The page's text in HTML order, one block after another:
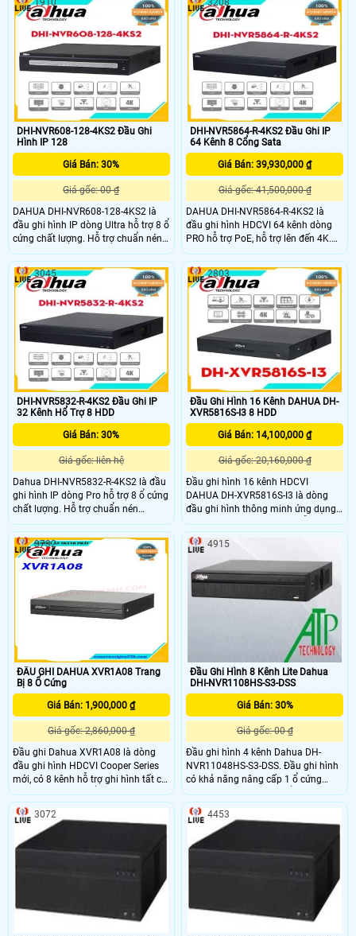
cơ; SM Plus; phân tích âm thanh
nổi; phân phối đám đông; đếm
người; ANPR; mật độ giao thông;
bản đồ nhiệt.
vành đai (analog) hoặc 2 kênh nhận
diện khuôn mặt (analog) hoặc 16
kênh SMD Plus (analog). Hỗ trợ 8 ổ
cứng tối đa 10TB, 1 cổng eSATA để
mở rộng lưu trữ.
DHI-NVR608-128-4KS2 Đầu Ghi
Hình IP 128
Giá Bán: 30%
Giá gốc: 00 ₫
DAHUA DHI-NVR608-128-4KS2 là
đầu ghi hình IP dòng Ultra hỗ trợ 8 ổ
cứng chất lượng. Hỗ trợ chuẩn nén
H.265+ giúp tiết kiệm băng thông
và lưu trữ giám sát. Đầu ghi hình
Dahua 128 kênh này hỗ trợ băng
thông đầu vào max 384Mpb
1910
DHI-NVR5864-R-4KS2 Đầu Ghi IP
64 Kênh 8 Cổng Sata
Giá Bán: 39,930,000 ₫
Giá gốc: 41,500,000 ₫
DAHUA DHI-NVR5864-R-4KS2 là
đầu ghi hình HDCVI 64 kênh dòng
PRO hỗ trợ PoE, hỗ trợ lên đến 4K.
Đầu ghi HDCVI DHI-NVR5864-R-
4KS2 thiết kế vỏ kim loại, có khe tản
nhiệt tốt, giúp hệ thống hoạt động
ổn định, lâu dài, cho chất lượng hình
ảnh, phù hợp với các dự án văn
phòng, nhà xưởng, công ty,
3208
DHI-NVR5832-R-4KS2 Đầu Ghi IP
32 Kênh Hổ Trợ 8 HDD
Giá Bán: 30%
Giá gốc: liên hệ
Dahua DHI-NVR5832-R-4KS2 là đầu
ghi hình IP dòng Pro hỗ trợ 8 ổ cứng
chất lượng. Hỗ trợ chuẩn nén
H.265+ giúp tiết kiệm băng thông
và lưu trữ giám sát. hỗ trợ băng
thông đầu vào max 320Mpb
3045
Đầu Ghi Hình 16 Kênh DAHUA DH-
XVR5816S-I3 8 HDD
Giá Bán: 14,100,000 ₫
Giá gốc: 20,160,000 ₫
Đầu ghi hình 16 kênh HDCVI
DAHUA DH-XVR5816S-I3 là dòng
đầu ghi hình thông minh ứng dụng
công nghệ AI thông minh hỗ trợ lắp
camera có độ phân giải lên đến
6.0mp với chuẩn nén hình ảnh
H265+ cho chất lượng hình ảnh sắc
nét và tiết kiệm băng thông lưu trữ
giúp tiết kiệm chi phí đầu tư bộ lưu
2803
ĐẦU GHI DAHUA XVR1A08 Trang
Bị 8 Ổ Cứng
Giá Bán: 1,900,000 ₫
Giá gốc: 2,860,000 ₫
Đầu ghi Dahua XVR1A08 là dòng
đầu ghi hình HDCVI Cooper Series
mới, có 8 kênh hỗ trợ ghi hình tất cả
các kênh 1080N, cổng ra tín hiệu
video đồng thời HDMI/VGA. Đầu ghi
HDCVI Dahua XVR1A08 thiết kế vỏ
chất liệu kim loại giúp tản nhiệt tốt,
giúp hệ thống hoạt động ổn định,
3732
Đầu Ghi Hình 8 Kênh Lite Dahua
DHI-NVR1108HS-S3-DSS
Giá Bán: 30%
Giá gốc: 00 ₫
Đầu ghi hình 4 kênh Dahua DH-
NVR11048HS-S3-DSS. Đầu ghi hình
có khả năng nâng cấp 1 ổ cứng
SATA lên đến 4TB, có thể kết hợp
nhiều loại camera khác nhau.
Dahua NVR1104HS-S3-DSS là dòng
sản phẩm đầu ghi hình IP Lite giá rẻ
chuẩn nén H
4915
3072 4453